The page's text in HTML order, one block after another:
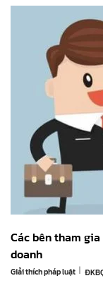
Các bên tham
doanh
Giải thích pháp luật |